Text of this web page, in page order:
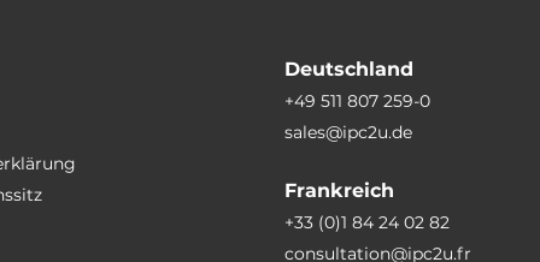
Deutschland
+49 511 807 259-0
sales@ipc2u.de
Frankreich
+33 (0)1 84 24 02 82
consultation@ipc2u.fr